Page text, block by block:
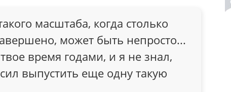
масштаба, когда столько
может быть непросто...
время годами, и я не знал,
выпустить еще одну такую